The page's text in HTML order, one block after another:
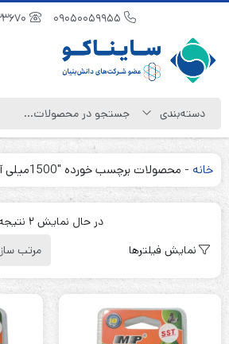
خانه - محصولات برچسب خورده "1500میلی آمپر"
در حال نمایش 2 نتیجه
نمایش فیلترها